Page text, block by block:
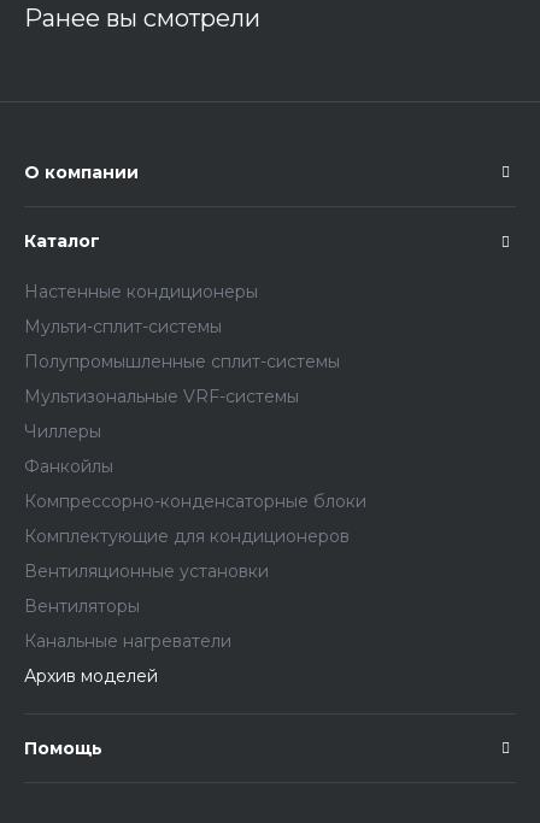
Ранее вы смотрели
О компании
Каталог
Настенные кондиционеры
Мульти-сплит-системы
Полупромышленные сплит-системы
Мультизональные VRF-системы
Чиллеры
Фанкойлы
Компрессорно-конденсаторные блоки
Комплектующие для кондиционеров
Вентиляционные установки
Вентиляторы
Канальные нагреватели
Архив моделей
Помощь